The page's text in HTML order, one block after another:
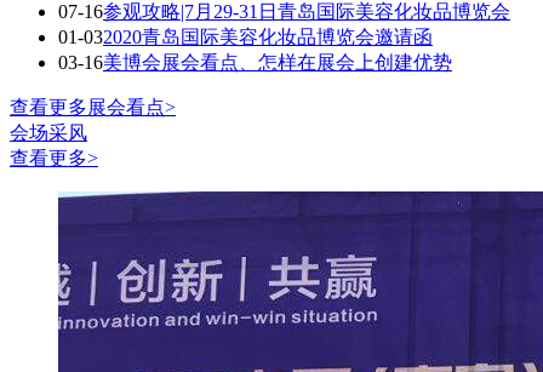
07-16参观攻略|7月29-31日青岛国际美容化妆品博览会
01-032020青岛国际美容化妆品博览会邀请函
03-16美博会展会看点、怎样在展会上创建优势
查看更多展会看点>
会场采风
查看更多>